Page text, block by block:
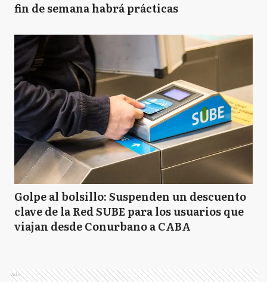
fin de semana habrá prácticas
Golpe al bolsillo: Suspenden un descuento
clave de la Red SUBE para los usuarios que
viajan desde Conurbano a CABA
Ads